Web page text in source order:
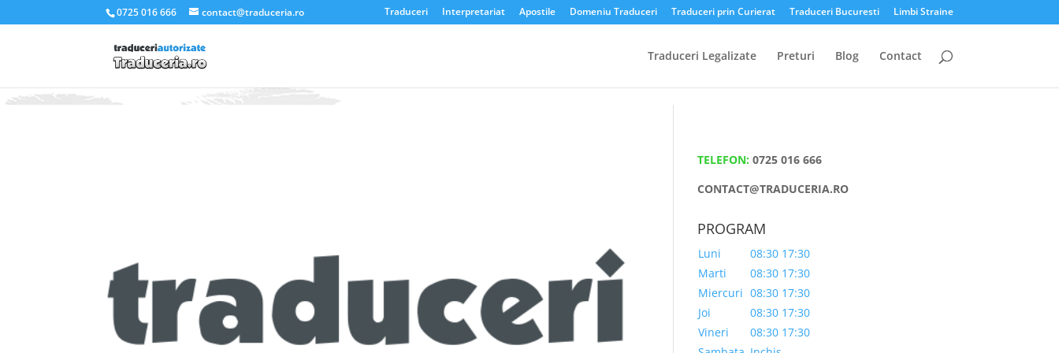
.et_pb_slider_container_inner { padding:0; }
0725 016 666 contact@traduceria.ro Traduceri Interpretariat Apostile Domeniu Traduceri Traduceri prin Curierat Traduceri Bucuresti Limbi Straine
Traduceri Legalizate Preturi Blog Contact
TELEFON: 0725 016 666
CONTACT@TRADUCERIA.RO
PROGRAM
Luni
08:30 17:30
Marti
08:30 17:30
Miercuri 08:30 17:30
Joi
08:30 17:30
Vineri
08:30 17:30